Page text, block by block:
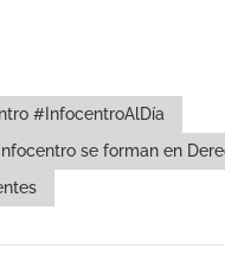
#InfocentroAlDía
se forman en